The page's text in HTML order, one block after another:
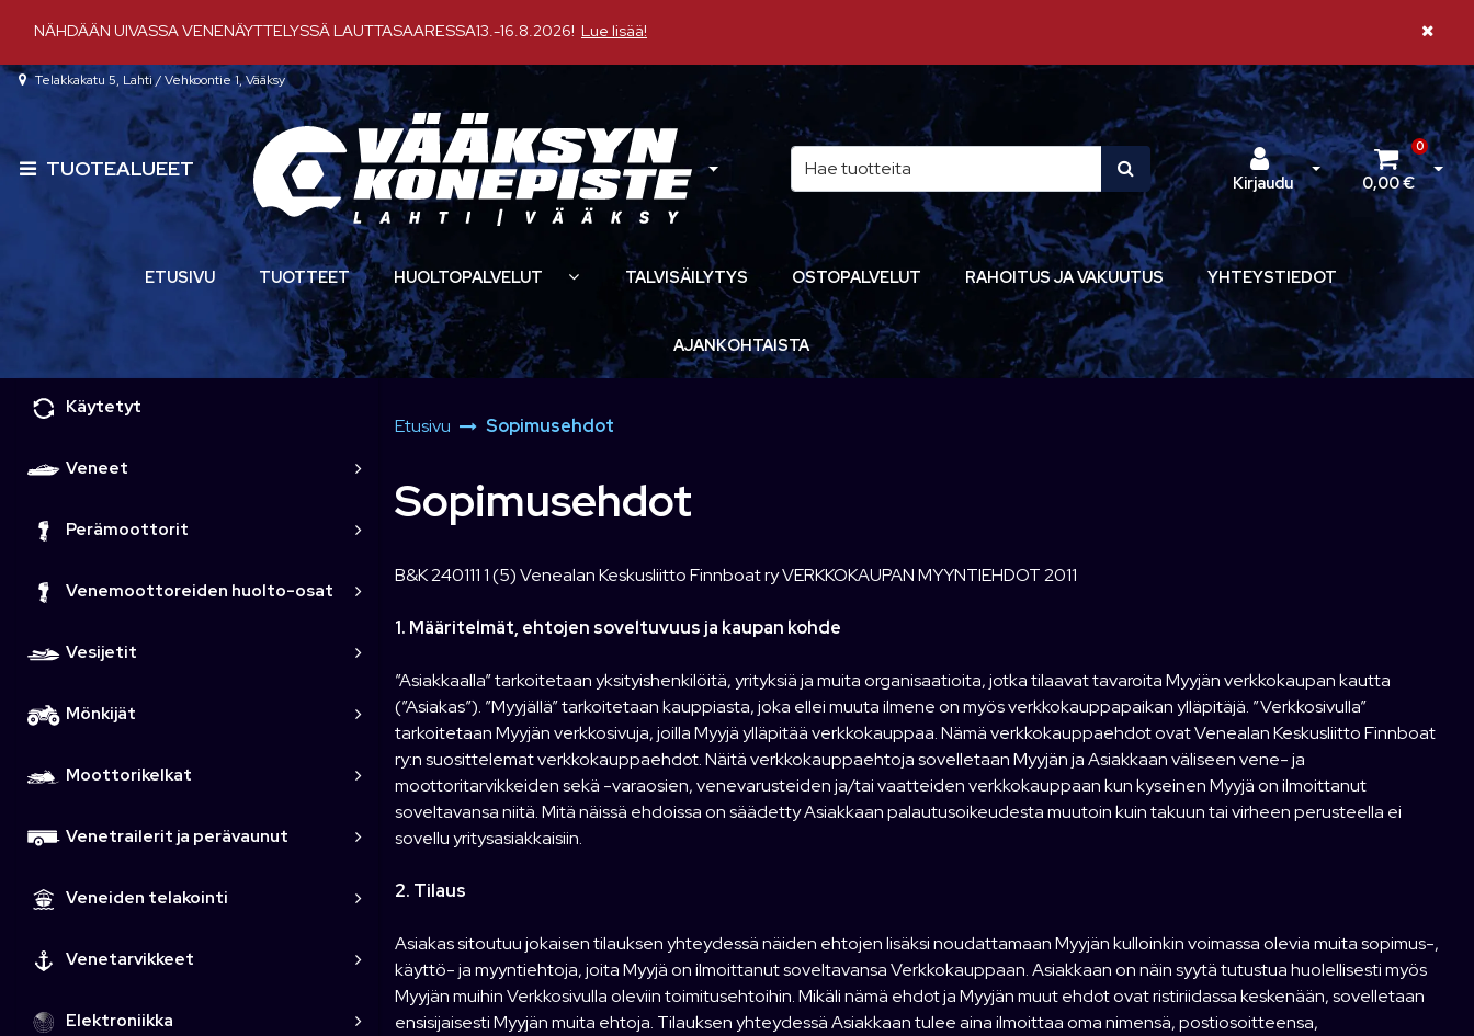
NÄHDÄÄN UIVASSA VENENÄYTTELYSSÄ LAUTTASAARESSA13.-16.8.2026! Lue lisää! Sulje
Telakkakatu 5, Lahti / Vehkoontie 1, Vääksy
TUOTEALUEET
Kirjaudu
Avaa kirjautuminen
0
0,00 €
ETUSIVU TUOTTEET HUOLTOPALVELUT TALVISÄILYTYS OSTOPALVELUT RAHOITUS JA VAKUUTUS YHTEYSTIEDOT
AJANKOHTAISTA
Käytetyt
Veneet
Perämoottorit
Venemoottoreiden huolto-osat
Vesijetit
Mönkijät
Moottorikelkat
Venetrailerit ja perävaunut
Veneiden telakointi
Venetarvikkeet
Elektroniikka
Etusivu Sopimusehdot
Sopimusehdot
B&K 240111 1 (5) Venealan Keskusliitto Finnboat ry VERKKOKAUPAN MYYNTIEHDOT 2011
1. Määritelmät, ehtojen soveltuvuus ja kaupan kohde
”Asiakkaalla” tarkoitetaan yksityishenkilöitä, yrityksiä ja muita organisaatioita, jotka tilaavat tavaroita Myyjän verkkokaupan kautta
(”Asiakas”). ”Myyjällä” tarkoitetaan kauppiasta, joka ellei muuta ilmene on myös verkkokauppapaikan ylläpitäjä. ”Verkkosivulla”
tarkoitetaan Myyjän verkkosivuja, joilla Myyjä ylläpitää verkkokauppaa. Nämä verkkokauppaehdot ovat Venealan Keskusliitto Finnboat
ry:n suosittelemat verkkokauppaehdot. Näitä verkkokauppaehtoja sovelletaan Myyjän ja Asiakkaan väliseen vene- ja
moottoritarvikkeiden sekä -varaosien, venevarusteiden ja/tai vaatteiden verkkokauppaan kun kyseinen Myyjä on ilmoittanut
soveltavansa niitä. Mitä näissä ehdoissa on säädetty Asiakkaan palautusoikeudesta muutoin kuin takuun tai virheen perusteella ei
sovellu yritysasiakkaisiin.
2. Tilaus
Asiakas sitoutuu jokaisen tilauksen yhteydessä näiden ehtojen lisäksi noudattamaan Myyjän kulloinkin voimassa olevia muita sopimus-,
käyttö- ja myyntiehtoja, joita Myyjä on ilmoittanut soveltavansa Verkkokauppaan. Asiakkaan on näin syytä tutustua huolellisesti myös
Myyjän muihin Verkkosivulla oleviin toimitusehtoihin. Mikäli nämä ehdot ja Myyjän muut ehdot ovat ristiriidassa keskenään, sovelletaan
ensisijaisesti Myyjän muita ehtoja. Tilauksen yhteydessä Asiakkaan tulee aina ilmoittaa oma nimensä, postiosoitteensa,